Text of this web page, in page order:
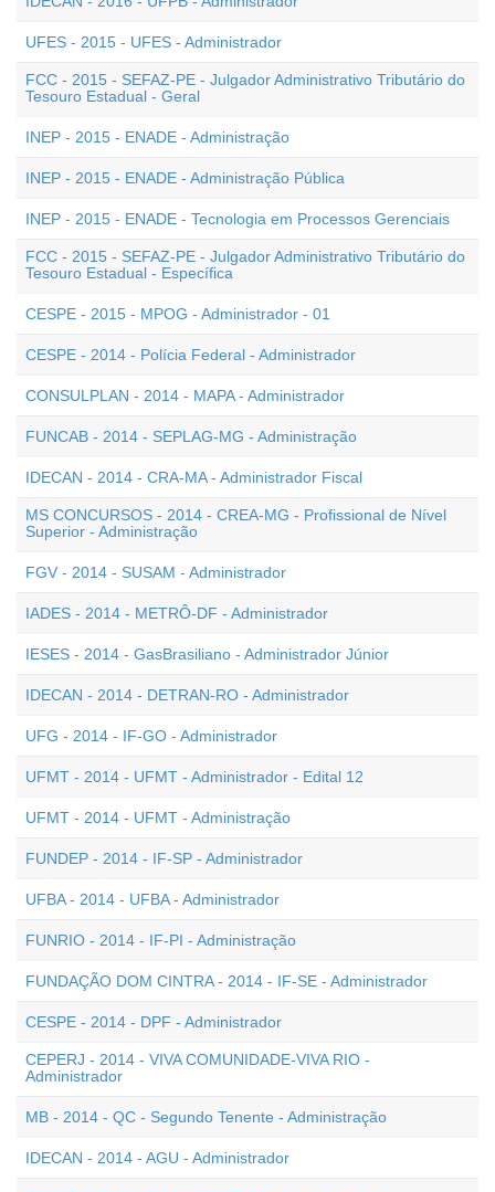
UFES - 2015 - UFES - Administrador
FCC - 2015 - SEFAZ-PE - Julgador Administrativo Tributário do
Tesouro Estadual - Geral
INEP - 2015 - ENADE - Administração
INEP - 2015 - ENADE - Administração Pública
INEP - 2015 - ENADE - Tecnologia em Processos Gerenciais
FCC - 2015 - SEFAZ-PE - Julgador Administrativo Tributário do
Tesouro Estadual - Específica
CESPE - 2015 - MPOG - Administrador - 01
CESPE - 2014 - Polícia Federal - Administrador
CONSULPLAN - 2014 - MAPA - Administrador
FUNCAB - 2014 - SEPLAG-MG - Administração
IDECAN - 2014 - CRA-MA - Administrador Fiscal
MS CONCURSOS - 2014 - CREA-MG - Profissional de Nível
Superior - Administração
FGV - 2014 - SUSAM - Administrador
IADES - 2014 - METRÔ-DF - Administrador
IESES - 2014 - GasBrasiliano - Administrador Júnior
IDECAN - 2014 - DETRAN-RO - Administrador
UFG - 2014 - IF-GO - Administrador
UFMT - 2014 - UFMT - Administrador - Edital 12
UFMT - 2014 - UFMT - Administração
FUNDEP - 2014 - IF-SP - Administrador
UFBA - 2014 - UFBA - Administrador
FUNRIO - 2014 - IF-PI - Administração
FUNDAÇÃO DOM CINTRA - 2014 - IF-SE - Administrador
CESPE - 2014 - DPF - Administrador
CEPERJ - 2014 - VIVA COMUNIDADE-VIVA RIO -
Administrador
MB - 2014 - QC - Segundo Tenente - Administração
IDECAN - 2014 - AGU - Administrador